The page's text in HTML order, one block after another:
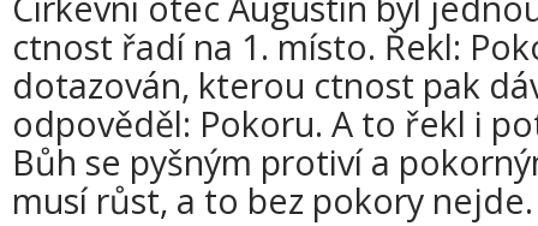
ctnost řadí na 1. místo. Řekl:
dotazován, kterou ctnost pak
odpověděl: Pokoru. A to řekl i
Bůh se pyšným protiví a
musí růst, a to bez pokory nejde.